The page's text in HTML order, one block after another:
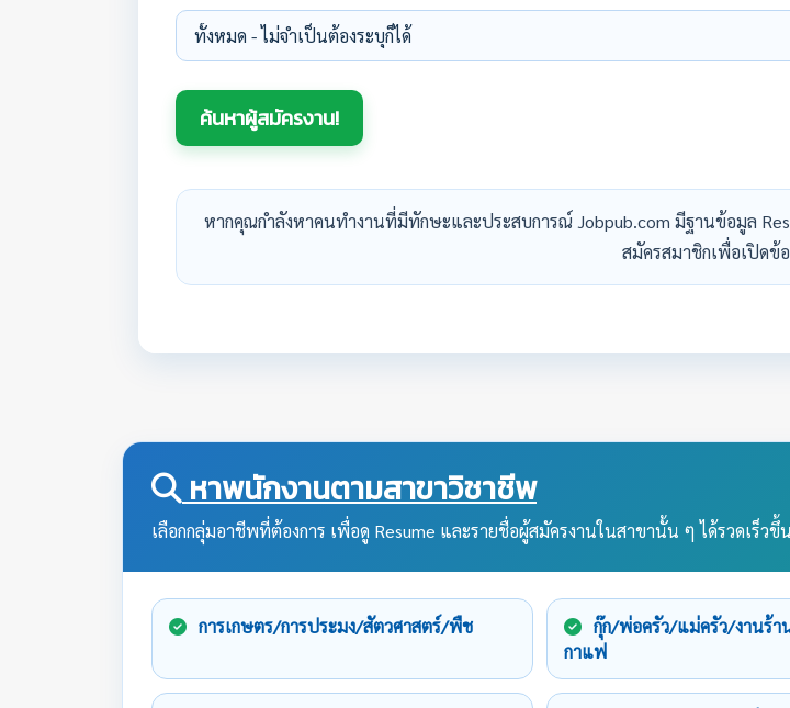
หากคุณกำลังหาคนทำงานที่มีทักษะและประสบการณ์ Jobpub.com มีฐานข้อมูล
สมัครสมาชิกเพื่อเปิดข้
หาพนักงานตามสาขาวิชาชีพ
เลือกกลุ่มอาชีพที่ต้องการ เพื่อดู Resume และรายชื่อผู้สมัครงานในสาขานั้น ๆ ได้รวดเร็วขึ้น
การเกษตร/การประมง/สัตวศาสตร์/พืช
กุ๊ก/พ่อครัว/แม่ครัว/งานร้า
กาแฟ